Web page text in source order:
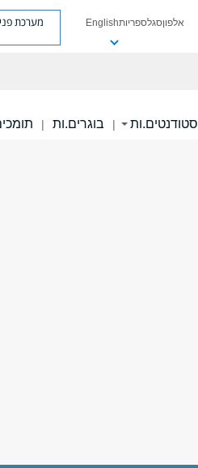
אלפוןסגלספריותEnglish מערכת
סטודנטים.ות | בוגרים.ות |